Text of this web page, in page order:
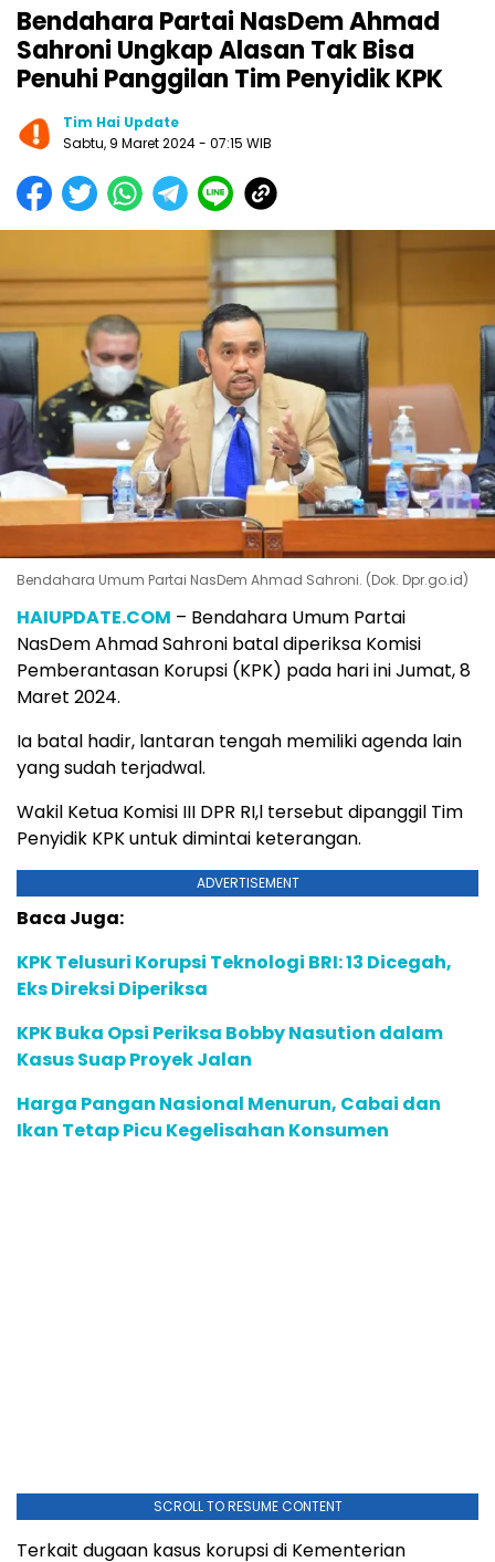
Bendahara Partai NasDem Ahmad
Sahroni Ungkap Alasan Tak Bisa
Penuhi Panggilan Tim Penyidik KPK
Tim Hai Update
Sabtu, 9 Maret 2024 - 07:15 WIB
Bendahara Umum Partai NasDem Ahmad Sahroni. (Dok. Dpr.go.id)
HAIUPDATE.COM – Bendahara Umum Partai
NasDem Ahmad Sahroni batal diperiksa Komisi
Pemberantasan Korupsi (KPK) pada hari ini Jumat, 8
Maret 2024.
Ia batal hadir, lantaran tengah memiliki agenda lain
yang sudah terjadwal.
Wakil Ketua Komisi III DPR RI,l tersebut dipanggil Tim
Penyidik KPK untuk dimintai keterangan.
ADVERTISEMENT
Baca Juga:
KPK Telusuri Korupsi Teknologi BRI: 13 Dicegah,
Eks Direksi Diperiksa
KPK Buka Opsi Periksa Bobby Nasution dalam
Kasus Suap Proyek Jalan
Harga Pangan Nasional Menurun, Cabai dan
Ikan Tetap Picu Kegelisahan Konsumen
SCROLL TO RESUME CONTENT
Terkait dugaan kasus korupsi di Kementerian